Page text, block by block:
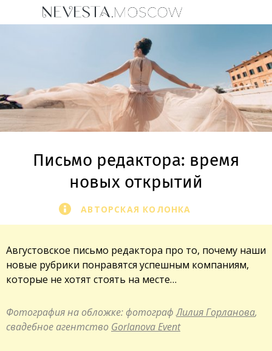
Письмо редактора: время
новых открытий
АВТОРСКАЯ КОЛОНКА
Августовское письмо редактора про то, почему наши
новые рубрики понравятся успешным компаниям,
которые не хотят стоять на месте…
Фотография на обложке: фотографЛилия Горланова,
свадебное агентство Gorlanova Event